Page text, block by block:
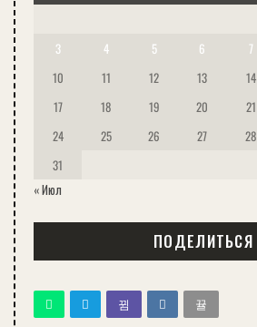
3
4 5 6 7
10
11 12 13 14
17
18 19 20 21
24
25 26 27 28
31
« Июл
ПОДЕЛИТЬСЯ